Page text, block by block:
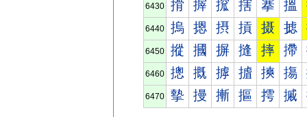
6430 搰 搱 搲 搳 搴 搵
6440 摀 摁 摂 摃 摄 摅
6450 摐 摑 摒 摓 摔 摕
6460 摠 摡 摢 摣 摤 摥
6470 摰 摱 摲 摳 摴 摵